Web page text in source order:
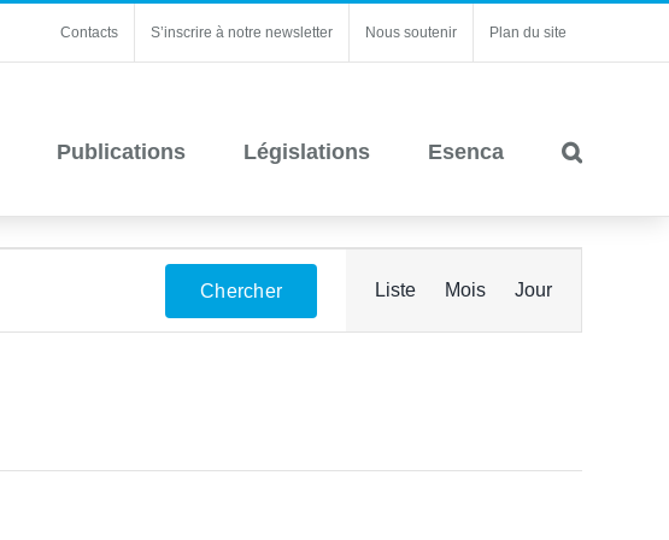
Contacts S’inscrire à notre newsletter Nous soutenir Plan du site
Publications Législations Esenca
Chercher
de
vues
Liste Mois Jour